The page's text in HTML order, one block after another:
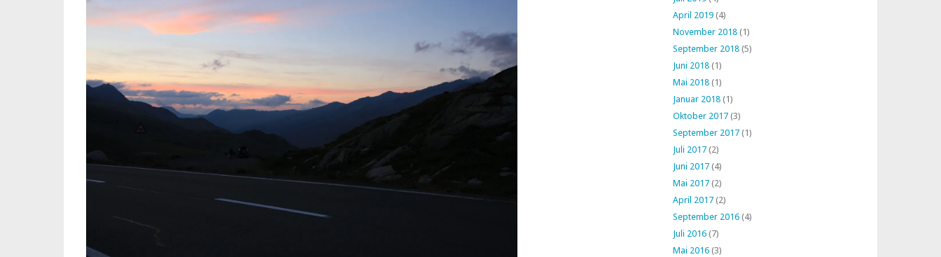
April 2019 (4)
November 2018 (1)
September 2018 (5)
Juni 2018 (1)
Mai 2018 (1)
Januar 2018 (1)
Oktober 2017 (3)
September 2017 (1)
Juli 2017 (2)
Juni 2017 (4)
Mai 2017 (2)
April 2017 (2)
September 2016 (4)
Juli 2016 (7)
Mai 2016 (3)